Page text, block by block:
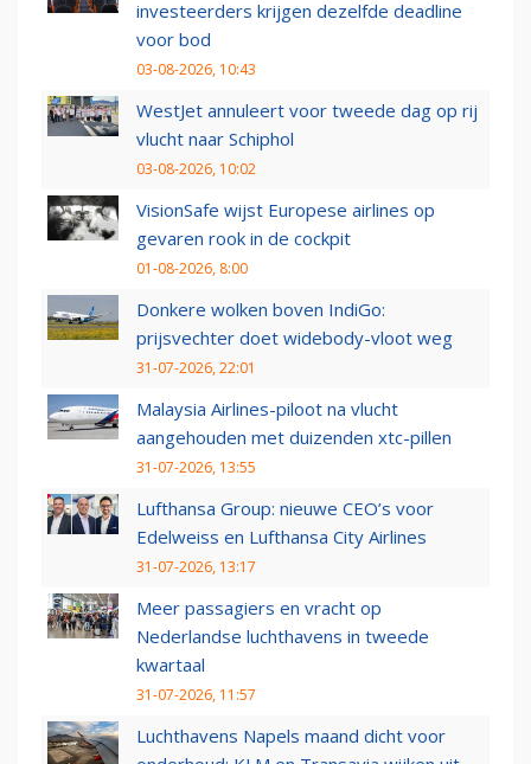
investeerders krijgen dezelfde deadline
voor bod
03-08-2026, 10:43
WestJet annuleert voor tweede dag op rij
vlucht naar Schiphol
03-08-2026, 10:02
VisionSafe wijst Europese airlines op
gevaren rook in de cockpit
01-08-2026, 8:00
Donkere wolken boven IndiGo:
prijsvechter doet widebody-vloot weg
31-07-2026, 22:01
Malaysia Airlines-piloot na vlucht
aangehouden met duizenden xtc-pillen
31-07-2026, 13:55
Lufthansa Group: nieuwe CEO’s voor
Edelweiss en Lufthansa City Airlines
31-07-2026, 13:17
Meer passagiers en vracht op
Nederlandse luchthavens in tweede
kwartaal
31-07-2026, 11:57
Luchthavens Napels maand dicht voor